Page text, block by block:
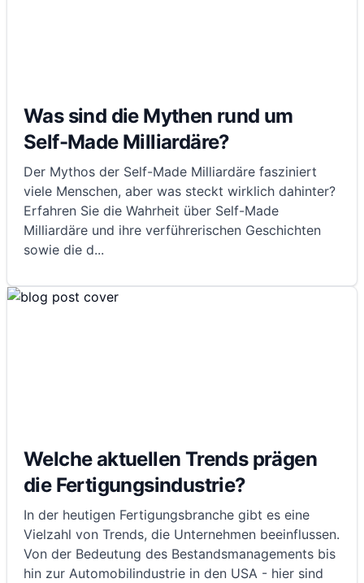
Was sind die Mythen rund um
Self-Made Milliardäre?
Der Mythos der Self-Made Milliardäre fasziniert
viele Menschen, aber was steckt wirklich dahinter?
Erfahren Sie die Wahrheit über Self-Made
Milliardäre und ihre verführerischen Geschichten
sowie die d...
Welche aktuellen Trends prägen
die Fertigungsindustrie?
In der heutigen Fertigungsbranche gibt es eine
Vielzahl von Trends, die Unternehmen beeinflussen.
Von der Bedeutung des Bestandsmanagements bis
hin zur Automobilindustrie in den USA - hier sind